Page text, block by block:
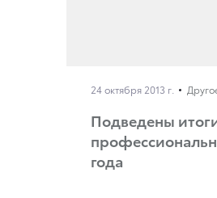
24 октября 2013 г.
Подведены
года